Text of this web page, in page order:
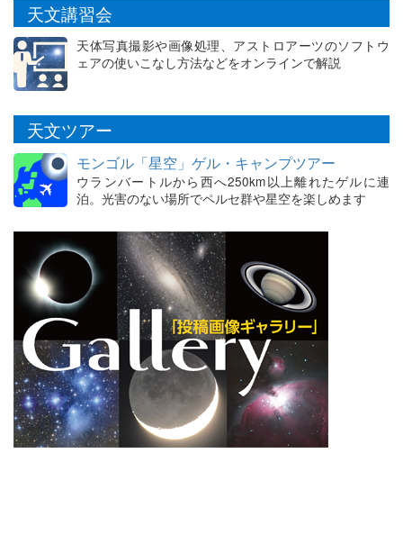
天文講習会
天体写真撮影や画像処理、アストロアーツのソフトウ
ェアの使いこなし方法などをオンラインで解説
天文ツアー
モンゴル「星空」ゲル・キャンプツアー
ウランバートルから西へ250km以上離れたゲルに連
泊。光害のない場所でペルセ群や星空を楽しめます